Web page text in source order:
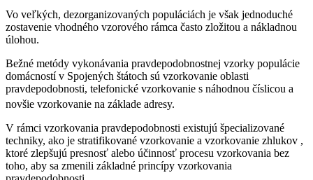
Vo veľkých, dezorganizovaných populáciách je však jednoduché
zostavenie vhodného vzorového rámca často zložitou a nákladnou
úlohou.
Bežné metódy vykonávania pravdepodobnostnej vzorky populácie
domácností v Spojených štátoch sú vzorkovanie oblasti
pravdepodobnosti, telefonické vzorkovanie s náhodnou číslicou a
novšie vzorkovanie na základe adresy.
V rámci vzorkovania pravdepodobnosti existujú špecializované
techniky, ako je stratifikované vzorkovanie a vzorkovanie zhlukov ,
ktoré zlepšujú presnosť alebo účinnosť procesu vzorkovania bez
toho, aby sa zmenili základné princípy vzorkovania